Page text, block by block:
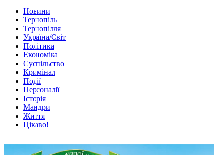
Новини
Тернопіль
Тернопілля
Україна/Світ
Політика
Економіка
Суспільство
Кримінал
Події
Персоналії
Історія
Мандри
Життя
Цікаво!